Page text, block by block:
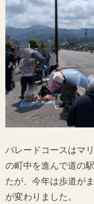
パレードコースはマ
の町中を進んで道の
たが、今年は歩道が
が変わりました。